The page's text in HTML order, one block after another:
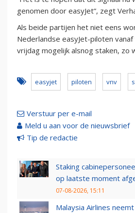
genomen door easyJet”, zegt
Als beide partijen het niet eens
Nederlandse easyJet-piloten
vrijdag mogelijk alsnog staken, zo
easyjet piloten vnv
Verstuur per e-mail
Meld u aan voor de nieuwsbrief
Tip de redactie
Staking
op laatste moment
07-08-2026, 15:11
Malaysia Airlines